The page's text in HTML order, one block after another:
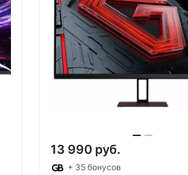
13 990 руб.
+ 35 бонусов